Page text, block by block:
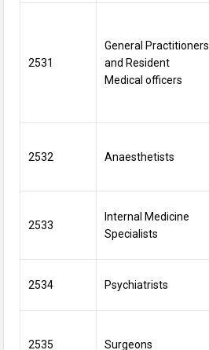
2531
General Practitioners
and Resident
Medical officers
2532 Anaesthetists
2533
Internal Medicine
Specialists
2534 Psychiatrists
2535 Surgeons